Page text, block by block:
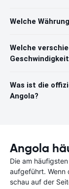
Welche
Welche
Was ist die
Angola?
Angola
Die am
aufgeführt. Wenn
schau auf der